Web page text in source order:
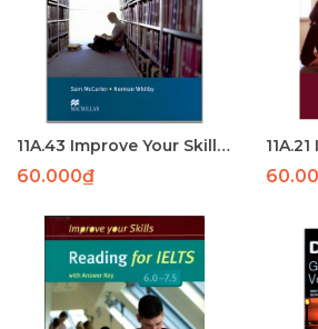
11A.43 Improve Your Skill Reading for IELTS 4.5-6.0-p96
60.000₫